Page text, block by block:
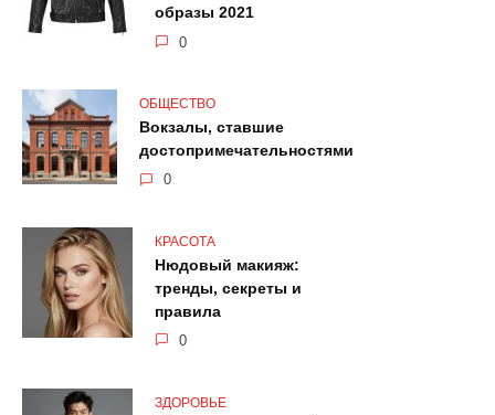
образы 2021
0
ОБЩЕСТВО
Вокзалы, ставшие
достопримечательностями
0
КРАСОТА
Нюдовый макияж:
тренды, секреты и
правила
0
ЗДОРОВЬЕ